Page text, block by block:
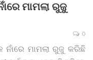
ମାମଲା ରୁଜୁ
0
ନାଁରେ ମାମଲା ରୁଜୁ କରିଛି